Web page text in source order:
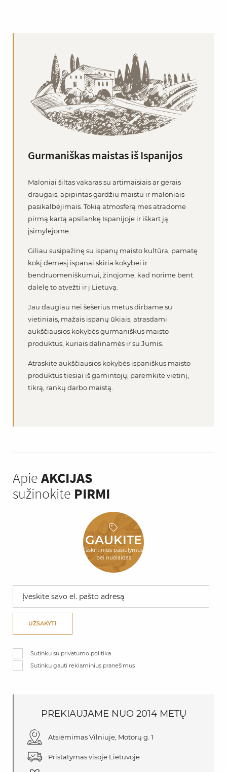
Gurmaniškas maistas iš Ispanijos
Maloniai šiltas vakaras su artimaisiais ar gerais
draugais, apipintas gardžiu maistu ir maloniais
pasikalbėjimais. Tokią atmosferą mes atradome
pirmą kartą apsilankę Ispanijoje ir iškart ją
įsimylėjome.
Giliau susipažinę su ispanų maisto kultūra, pamatę
kokį dėmesį ispanai skiria kokybei ir
bendruomeniškumui, žinojome, kad norime bent
dalelę to atvežti ir į Lietuvą.
Jau daugiau nei šešerius metus dirbame su
vietiniais, mažais ispanų ūkiais, atrasdami
aukščiausios kokybės gurmaniškus maisto
produktus, kuriais dalinamės ir su Jumis.
Atraskite aukščiausios kokybės ispaniškus maisto
produktus tiesiai iš gamintojų, paremkite vietinį,
tikrą, rankų darbo maistą.
ApieAKCIJAS
sužinokite PIRMI
GAUKITE
Išskirtinius pasiūlymus
bei nuolaidas
UŽSAKYTI
Sutinku su privatumo politika
Sutinku gauti reklaminius pranešimus
PREKIAUJAME NUO 2014 METŲ
Atsiėmimas Vilniuje, Motorų g. 1
Pristatymas visoje Lietuvoje